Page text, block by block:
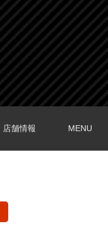
店舗情報 MENU